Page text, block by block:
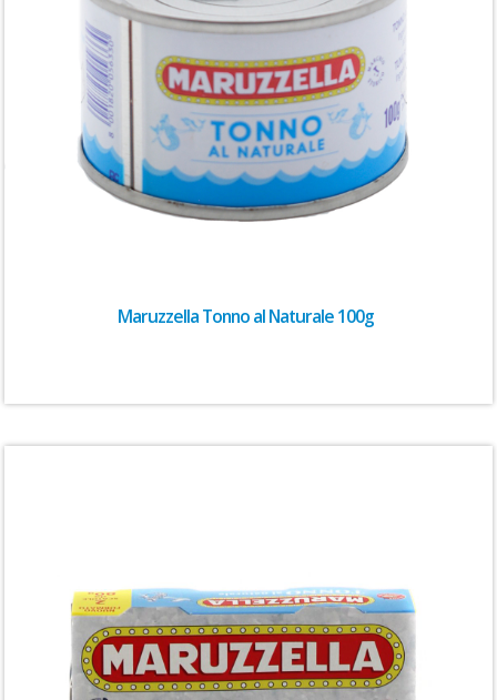
Maruzzella Tonno al Naturale 100g